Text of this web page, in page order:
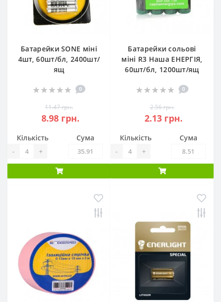
Батарейки SONE міні
4шт, 60шт/бл, 2400шт/
ящ
0
11.47 грн.
8.98 грн.
Кількість
- +
Сума
Батарейки сольові
міні R3 Наша ЕНЕРГІЯ,
60шт/бл, 1200шт/ящ
0
2.56 грн.
2.13 грн.
Кількість
- +
Сума